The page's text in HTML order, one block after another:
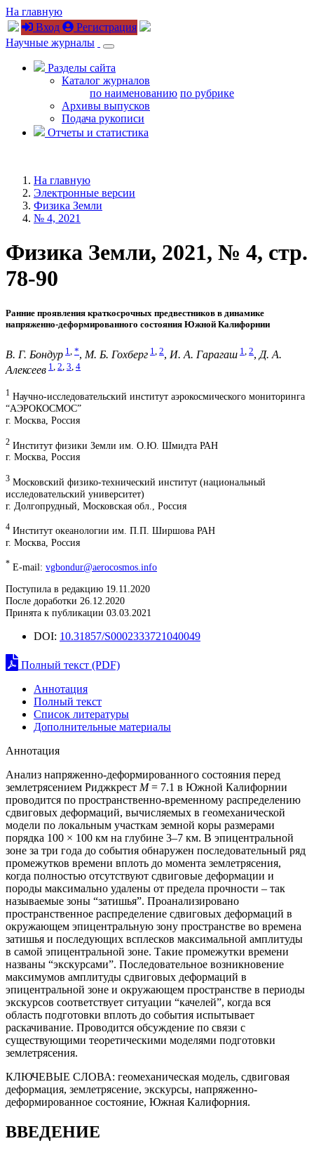
На главную
Вход
Регистрация
Научные журналы
Разделы сайта
Каталог журналов
по наименованию по рубрике
Архивы выпусков
Подача рукописи
Отчеты и статистика
На главную
Электронные версии
Физика Земли
№ 4, 2021
Физика Земли, 2021, № 4, стр.
78-90
Ранние проявления краткосрочных предвестников в динамике
напряженно-деформированного состояния Южной Калифорнии
В. Г. Бондур 1 *, М. Б. Гохберг 1 2, И. А. Гарагаш 1 2, Д. А.
Алексеев 1, 2, 3, 4
1 Научно-исследовательский институт аэрокосмического мониторинга
“АЭРОКОСМОС”
г. Москва, Россия
2 Институт физики Земли им. О.Ю. Шмидта РАН
г. Москва, Россия
3 Московский физико-технический институт (национальный
исследовательский университет)
г. Долгопрудный, Московская обл., Россия
4 Институт океанологии им. П.П. Ширшова РАН
г. Москва, Россия
* E-mail: vgbondur@aerocosmos.info
Поступила в редакцию 19.11.2020
После доработки 26.12.2020
Принята к публикации 03.03.2021
DOI: 10.31857/S0002333721040049
Полный текст (PDF)
Аннотация
Полный текст
Список литературы
Дополнительные материалы
Аннотация
Анализ напряженно-деформированного состояния перед
землетрясением Риджкрест М= 7.1 в Южной Калифорнии
проводится по пространственно-временному распределению
сдвиговых деформаций, вычисляемых в геомеханической
модели по локальным участкам земной коры размерами
порядка 100 × 100 км на глубине 3–7 км. В эпицентральной
зоне за три года до события обнаружен последовательный ряд
промежутков времени вплоть до момента землетрясения,
когда полностью отсутствуют сдвиговые деформации и
породы максимально удалены от предела прочности – так
называемые зоны “затишья”. Проанализировано
пространственное распределение сдвиговых деформаций в
окружающем эпицентральную зону пространстве во времена
затишья и последующих всплесков максимальной амплитуды
в самой эпицентральной зоне. Такие промежутки времени
названы “экскурсами”. Последовательное возникновение
максимумов амплитуды сдвиговых деформаций в
эпицентральной зоне и окружающем пространстве в периоды
экскурсов соответствует ситуации “качелей”, когда вся
область подготовки вплоть до события испытывает
раскачивание. Проводится обсуждение по связи с
существующими теоретическими моделями подготовки
землетрясения.
КЛЮЧЕВЫЕ СЛОВА: геомеханическая модель, сдвиговая
деформация, землетрясение, экскурсы, напряженно-
деформированное состояние, Южная Калифорния.
ВВЕДЕНИЕ